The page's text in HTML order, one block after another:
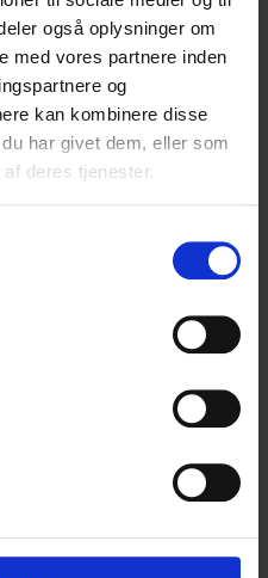
også oplysninger om
med vores partnere inden
og
kan kombinere disse
har givet dem, eller som
deres tjenester.
henvendelser der